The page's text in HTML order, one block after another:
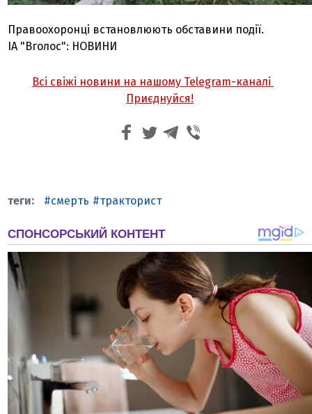
Правоохоронці встановлюють обставини події.
ІА "Вголос": НОВИНИ
Всі свіжі новини на нашому Telegram-каналі
Приєднуйся!
смерть тракторист